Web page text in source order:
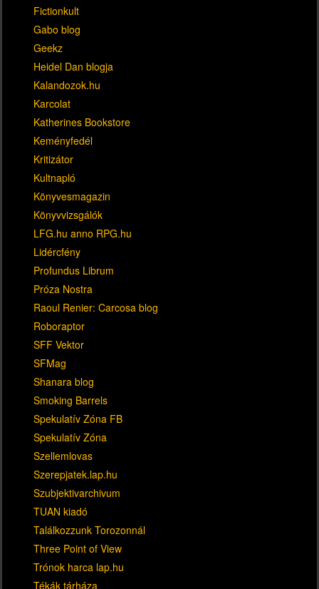
Fictionkult
Gabo blog
Geekz
Heidel Dan blogja
Kalandozok.hu
Karcolat
Katherines Bookstore
Keményfedél
Kritizátor
Kultnapló
Könyvesmagazin
Könyvvizsgálók
LFG.hu anno RPG.hu
Lidércfény
Profundus Librum
Próza Nostra
Raoul Renier: Carcosa blog
Roboraptor
SFF Vektor
SFMag
Shanara blog
Smoking Barrels
Spekulatív Zóna FB
Spekulatív Zóna
Szellemlovas
Szerepjatek.lap.hu
Szubjektivarchivum
TUAN kiadó
Találkozzunk Torozonnál
Three Point of View
Trónok harca lap.hu
Tékák tárháza